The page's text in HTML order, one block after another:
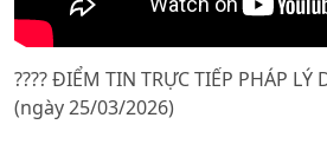
???? ĐIỂM TIN TRỰC TIẾP PHÁP LÝ
(ngày 25/03/2026)